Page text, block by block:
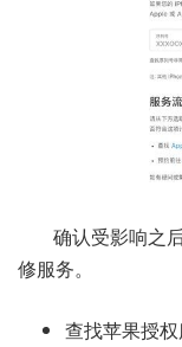
确认受影响之
修服务。
查找苹果授权